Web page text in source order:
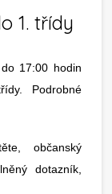
1. třídy
17:00 hodin
Podrobné
občanský
dotazník,